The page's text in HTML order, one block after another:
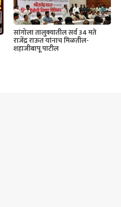
सांगोला तालुक्यातील सर्व 34 मते
राजेंद्र राऊत यांनाच मिळतील-
शहाजीबापू पाटील